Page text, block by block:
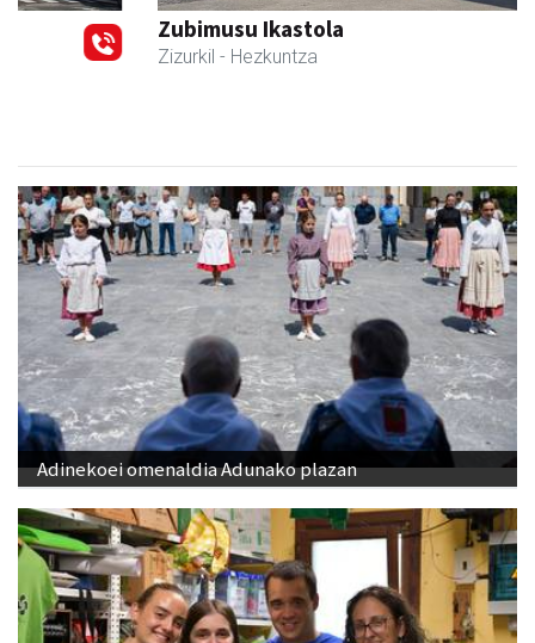
Zubimusu Ikastola
- Hezkuntza
Adinekoei omenaldia Adunako plazan